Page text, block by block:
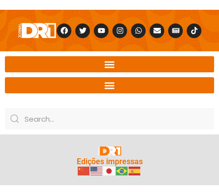
Edições impressas